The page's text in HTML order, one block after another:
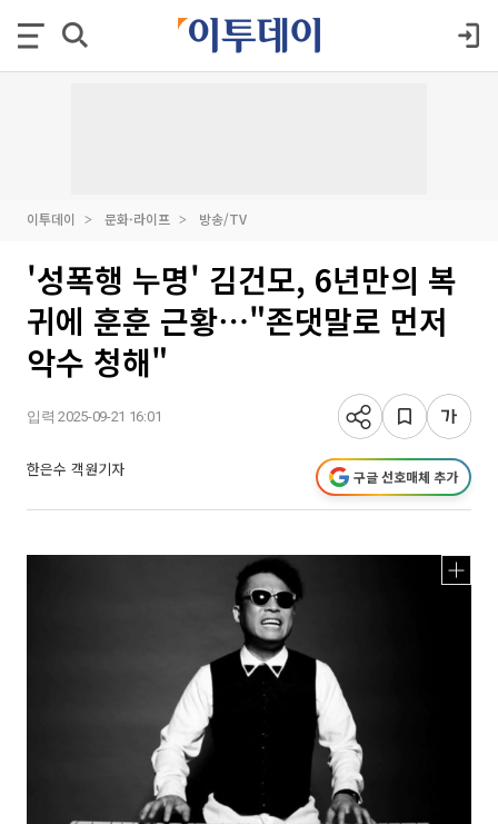
이투데이 문화·라이프 방송/TV
'성폭행 누명' 김건모, 6년만의 복
귀에 훈훈 근황⋯"존댓말로 먼저
악수 청해"
입력 2025-09-21 16:01
한은수 객원기자 구글 선호매체 추가